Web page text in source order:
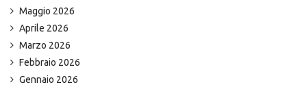
Maggio 2026
Aprile 2026
Marzo 2026
Febbraio 2026
Gennaio 2026